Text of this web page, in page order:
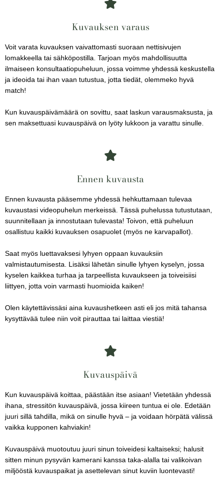
Kuvauksen varaus
Voit varata kuvauksen vaivattomasti suoraan nettisivujen
lomakkeella tai sähköpostilla. Tarjoan myös mahdollisuutta
ilmaiseen konsultaatiopuheluun, jossa voimme yhdessä keskustella
ja ideoida tai ihan vaan tutustua, jotta tiedät, olemmeko hyvä
match!
Kun kuvauspäivämäärä on sovittu, saat laskun varausmaksusta, ja
sen maksettuasi kuvauspäivä on lyöty lukkoon ja varattu sinulle.
Ennen kuvausta
Ennen kuvausta pääsemme yhdessä hehkuttamaan tulevaa
kuvaustasi videopuhelun merkeissä. Tässä puhelussa tutustutaan,
suunnitellaan ja innostutaan tulevasta! Toivon, että puheluun
osallistuu kaikki kuvauksen osapuolet (myös ne karvapallot).
Saat myös luettavaksesi lyhyen oppaan kuvauksiin
valmistautumisesta. Lisäksi lähetän sinulle lyhyen kyselyn, jossa
kyselen kaikkea turhaa ja tarpeellista kuvaukseen ja toiveisiisi
liittyen, jotta voin varmasti huomioida kaiken!
Olen käytettävissäsi aina kuvaushetkeen asti eli jos mitä tahansa
kysyttävää tulee niin voit pirauttaa tai laittaa viestiä!
Kuvauspäivä
Kun kuvauspäivä koittaa, päästään itse asiaan! Vietetään yhdessä
ihana, stressitön kuvauspäivä, jossa kiireen tuntua ei ole. Edetään
juuri sillä tahdilla, mikä on sinulle hyvä – ja voidaan hörpätä välissä
vaikka kupponen kahviakin!
Kuvauspäivä muotoutuu juuri sinun toiveidesi kaltaiseksi; halusit
sitten minun pysyvän kamerani kanssa taka-alalla tai valikoivan
miljööstä kuvauspaikat ja asettelevan sinut kuviin luontevasti!